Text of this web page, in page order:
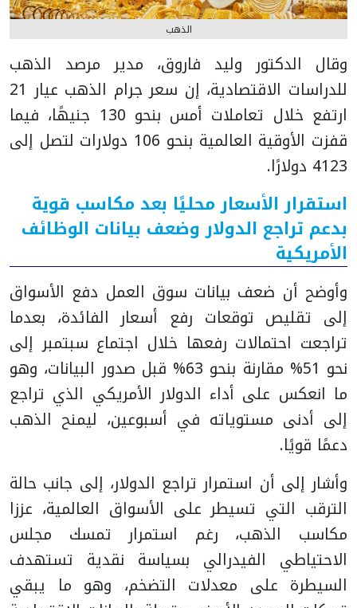
الذهب
وقال الدكتور وليد فاروق، مدير مرصد الذهب
للدراسات الاقتصادية، إن سعر جرام الذهب عيار 21
ارتفع خلال تعاملات أمس بنحو 130 جنيهًا، فيما
قفزت الأوقية العالمية بنحو 106 دولارات لتصل إلى
4123 دولارًا.
استقرار الأسعار محليًا بعد مكاسب قوية
بدعم تراجع الدولار وضعف بيانات الوظائف
الأمريكية
وأوضح أن ضعف بيانات سوق العمل دفع الأسواق
إلى تقليص توقعات رفع أسعار الفائدة، بعدما
تراجعت احتمالات رفعها خلال اجتماع سبتمبر إلى
نحو 51% مقارنة بنحو 63% قبل صدور البيانات، وهو
ما انعكس على أداء الدولار الأمريكي الذي تراجع
إلى أدنى مستوياته في أسبوعين، ليمنح الذهب
دعمًا قويًا.
وأشار إلى أن استمرار تراجع الدولار، إلى جانب حالة
الترقب التي تسيطر على الأسواق العالمية، عززا
مكاسب الذهب، رغم استمرار تمسك مجلس
الاحتياطي الفيدرالي بسياسة نقدية تستهدف
السيطرة على معدلات التضخم، وهو ما يبقي